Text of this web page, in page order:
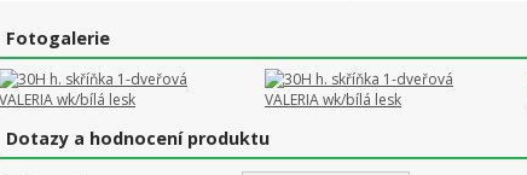
Fotogalerie
Dotazy a hodnocení produktu